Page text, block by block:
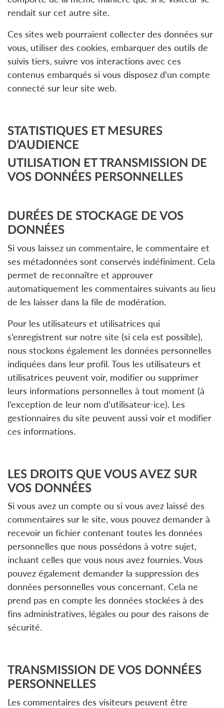
rendait sur cet autre site.
Ces sites web pourraient collecter des données sur
vous, utiliser des cookies, embarquer des outils de
suivis tiers, suivre vos interactions avec ces
contenus embarqués si vous disposez d’un compte
connecté sur leur site web.
STATISTIQUES ET MESURES
D’AUDIENCE
UTILISATION ET TRANSMISSION DE
VOS DONNÉES PERSONNELLES
DURÉES DE STOCKAGE DE VOS
DONNÉES
Si vous laissez un commentaire, le commentaire et
ses métadonnées sont conservés indéfiniment. Cela
permet de reconnaître et approuver
automatiquement les commentaires suivants au lieu
de les laisser dans la file de modération.
Pour les utilisateurs et utilisatrices qui
s’enregistrent sur notre site (si cela est possible),
nous stockons également les données personnelles
indiquées dans leur profil. Tous les utilisateurs et
utilisatrices peuvent voir, modifier ou supprimer
leurs informations personnelles à tout moment (à
l’exception de leur nom d’utilisateur·ice). Les
gestionnaires du site peuvent aussi voir et modifier
ces informations.
LES DROITS QUE VOUS AVEZ SUR
VOS DONNÉES
Si vous avez un compte ou si vous avez laissé des
commentaires sur le site, vous pouvez demander à
recevoir un fichier contenant toutes les données
personnelles que nous possédons à votre sujet,
incluant celles que vous nous avez fournies. Vous
pouvez également demander la suppression des
données personnelles vous concernant. Cela ne
prend pas en compte les données stockées à des
fins administratives, légales ou pour des raisons de
sécurité.
TRANSMISSION DE VOS DONNÉES
PERSONNELLES
Les commentaires des visiteurs peuvent être